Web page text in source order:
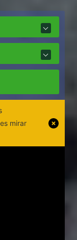
mirar